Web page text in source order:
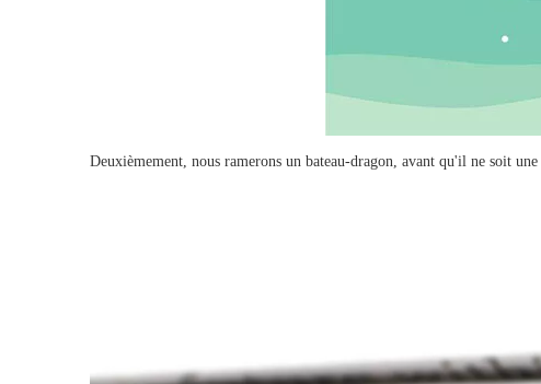
Deuxièmement, nous ramerons un bateau-dragon, avant qu'il ne soit